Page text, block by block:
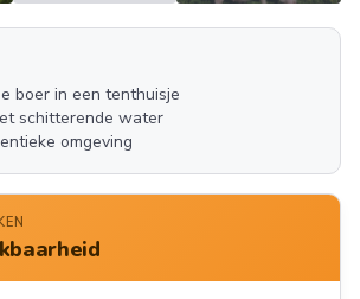
FOTO'S
boer in een tenthuisje
schitterende water
omgeving